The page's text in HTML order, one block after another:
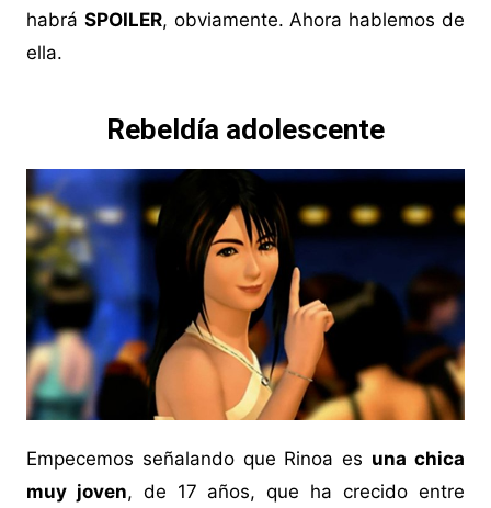
habrá SPOILER, obviamente. Ahora hablemos de
ella.
Rebeldía adolescente
Empecemos señalando que Rinoa es una chica
muy joven, de 17 años, que ha crecido entre